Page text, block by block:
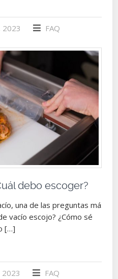
2023 FAQ
debo escoger?
una de las preguntas más
vacío escojo? ¿Cómo sé
[…]
2023 FAQ